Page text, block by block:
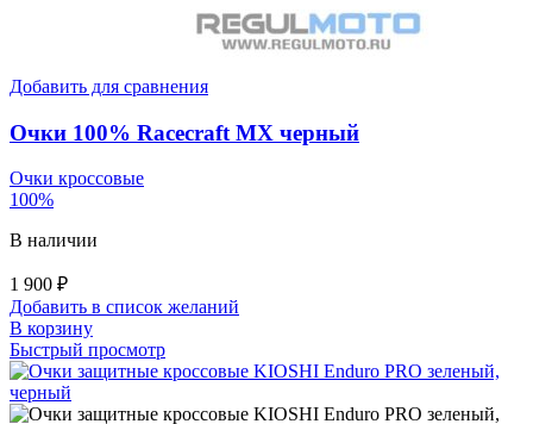
Добавить для сравнения
Очки 100% Racecraft MX черный
Очки кроссовые
100%
В наличии
1 900 ₽
Добавить в список желаний
В корзину
Быстрый просмотр